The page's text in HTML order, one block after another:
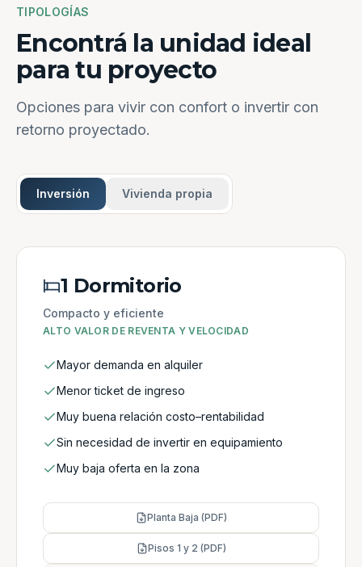
TIPOLOGÍAS
Encontrá la unidad ideal
para tu proyecto
Opciones para vivir con confort o invertir con
retorno proyectado.
Inversión Vivienda propia
1 Dormitorio
Compacto y eficiente
ALTO VALOR DE REVENTA Y VELOCIDAD
Mayor demanda en alquiler
Menor ticket de ingreso
Muy buena relación costo–rentabilidad
Sin necesidad de invertir en equipamiento
Muy baja oferta en la zona
Planta Baja (PDF)
Pisos 1 y 2 (PDF)